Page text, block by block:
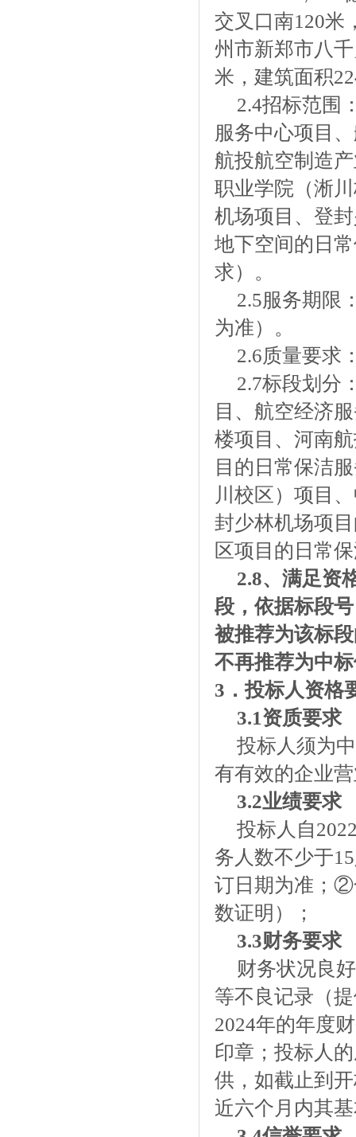
交叉口南120米
州市新郑市八
米，建筑面积
2.4招标范围
服务中心项目
航投航空制造
职业学院（淅
机场项目、登
地下空间的日
求）。
2.5服务期限
为准）。
2.6质量要求
2.7标段划分
目、航空经济
楼项目、河南
目的日常保洁
川校区）项目
封少林机场项
区项目的日常
2.8、 满足资
段，依据标段
被推荐为该标段
不再推荐为中
3．投标人资格
3.1资质要求
投标人须为
有有效的企业
3.2业绩要求
投标人自
务人数不少于
订日期为准；②
数证明）；
3.3财务要求
财务状况良
等不良记录（
2024年的年度
印章；投标人
供，如截止到
近六个月内其